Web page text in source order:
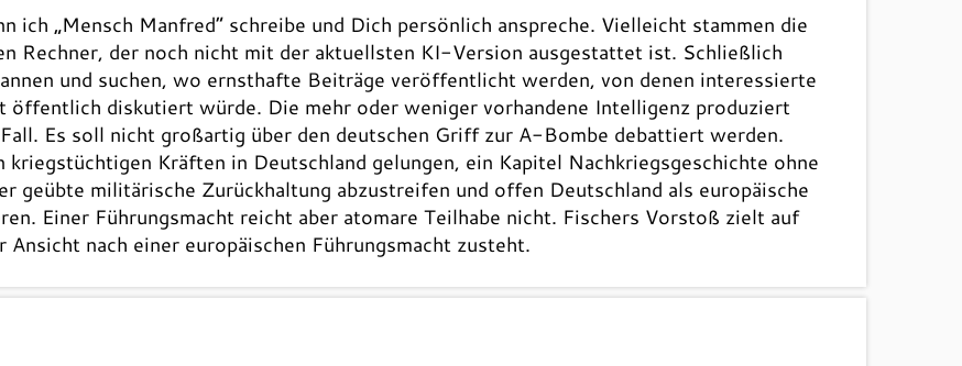
ich „Mensch Manfred“ schreibe und Dich persönlich anspreche. Vielleicht stammen die
Rechner, der noch nicht mit der aktuellsten KI-Version ausgestattet ist. Schließlich
und suchen, wo ernsthafte Beiträge veröffentlicht werden, von denen interessierte
öffentlich diskutiert würde. Die mehr oder weniger vorhandene Intelligenz produziert
Es soll nicht großartig über den deutschen Griff zur A-Bombe debattiert werden.
Kräften in Deutschland gelungen, ein Kapitel Nachkriegsgeschichte ohne
geübte militärische Zurückhaltung abzustreifen und offen Deutschland als europäische
Einer Führungsmacht reicht aber atomare Teilhabe nicht. Fischers Vorstoß zielt auf
nach einer europäischen Führungsmacht zusteht.